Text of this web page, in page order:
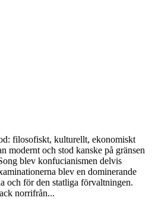
filosofiskt, kulturellt, ekonomiskt
modernt och stod kanske på gränsen
blev konfucianismen delvis
blev en dominerande
och för den statliga förvaltningen.
norrifrån...